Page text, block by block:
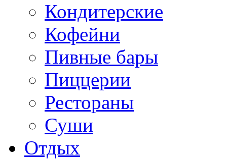
Кондитерские
Кофейни
Пивные бары
Пиццерии
Рестораны
Суши
Отдых